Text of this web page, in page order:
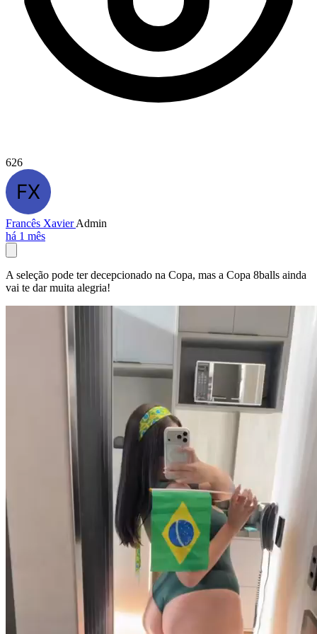
626
Francês XavierAdmin
há 1 mês
A seleção pode ter decepcionado na Copa, mas a Copa 8balls ainda
vai te dar muita alegria!